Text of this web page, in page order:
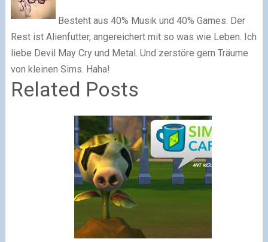
Besteht aus 40% Musik und 40% Games. Der
Rest ist Alienfutter, angereichert mit so was wie Leben. Ich
liebe Devil May Cry und Metal. Und zerstöre gern Träume
von kleinen Sims. Haha!
Related Posts